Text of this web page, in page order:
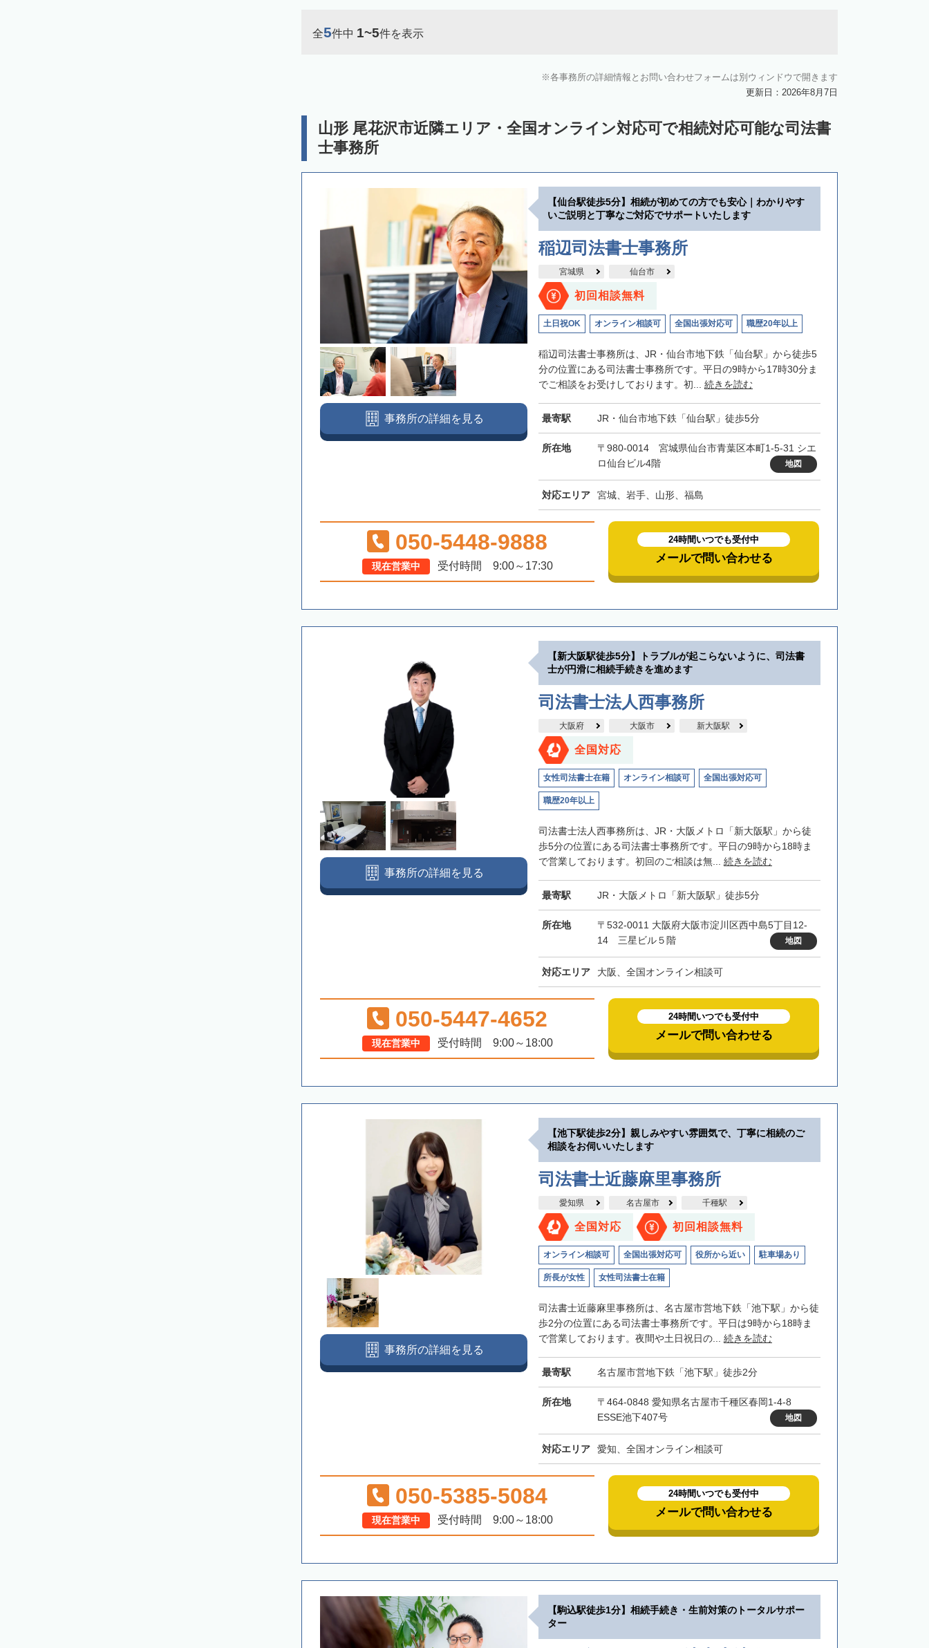
全5件中 1~5件を表示
各事務所の詳細情報とお問い合わせフォームは別ウィンドウで開きます
更新日：2026年8月7日
山形 尾花沢市近隣エリア・全国オンライン対応可で相続対応可能な司法書
士事務所
【仙台駅徒歩5分】相続が初めての方でも安心｜わかりやす
いご説明と丁寧なご対応でサポートいたします
稲辺司法書士事務所
宮城県 仙台市
初回相談無料
土日祝OK オンライン相談可 全国出張対応可 職歴20年以上
稲辺司法書士事務所は、JR・仙台市地下鉄「仙台駅」から徒歩5
分の位置にある司法書士事務所です。平日の9時から17時30分ま
でご相談をお受けしております。初... 続きを読む
最寄駅 JR・仙台市地下鉄「仙台駅」徒歩5分
所在地
〒980-0014 宮城県仙台市青葉区本町1-5-31 シエ
ロ仙台ビル4階
地図
対応エリア 宮城、岩手、山形、福島
事務所の詳細を見る
050-5448-9888
現在営業中 受付時間 9:00～17:30
24時間いつでも受付中
メールで問い合わせる
【新大阪駅徒歩5分】トラブルが起こらないように、司法書
士が円滑に相続手続きを進めます
司法書士法人西事務所
大阪府 大阪市 新大阪駅
全国対応
女性司法書士在籍 オンライン相談可 全国出張対応可
職歴20年以上
司法書士法人西事務所は、JR・大阪メトロ「新大阪駅」から徒
歩5分の位置にある司法書士事務所です。平日の9時から18時ま
で営業しております。初回のご相談は無... 続きを読む
最寄駅 JR・大阪メトロ「新大阪駅」徒歩5分
所在地
〒532-0011 大阪府大阪市淀川区西中島5丁目12-
14 三星ビル５階
地図
対応エリア 大阪、全国オンライン相談可
事務所の詳細を見る
050-5447-4652
現在営業中 受付時間 9:00～18:00
24時間いつでも受付中
メールで問い合わせる
【池下駅徒歩2分】親しみやすい雰囲気で、丁寧に相続のご
相談をお伺いいたします
司法書士近藤麻里事務所
愛知県 名古屋市 千種駅
全国対応 初回相談無料
オンライン相談可 全国出張対応可 役所から近い 駐車場あり
所長が女性 女性司法書士在籍
司法書士近藤麻里事務所は、名古屋市営地下鉄「池下駅」から徒
歩2分の位置にある司法書士事務所です。平日は9時から18時ま
で営業しております。夜間や土日祝日の... 続きを読む
最寄駅 名古屋市営地下鉄「池下駅」徒歩2分
所在地
〒464-0848 愛知県名古屋市千種区春岡1-4-8
ESSE池下407号
地図
対応エリア 愛知、全国オンライン相談可
事務所の詳細を見る
050-5385-5084
現在営業中 受付時間 9:00～18:00
24時間いつでも受付中
メールで問い合わせる
【駒込駅徒歩1分】相続手続き・生前対策のトータルサポー
ター